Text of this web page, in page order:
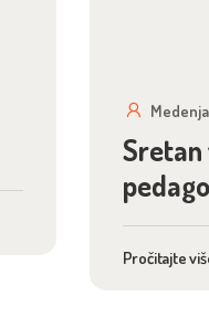
Sretan
Pročitajte